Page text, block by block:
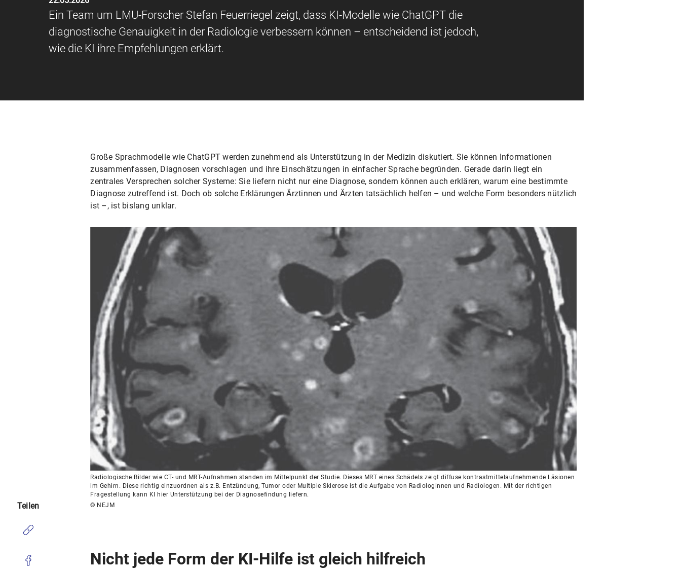
Ein Team um LMU-Forscher Stefan Feuerriegel zeigt, dass KI-Modelle wie ChatGPT die
diagnostische Genauigkeit in der Radiologie verbessern können – entscheidend ist jedoch,
wie die KI ihre Empfehlungen erklärt.
Große Sprachmodelle wie ChatGPT werden zunehmend als Unterstützung in der Medizin diskutiert. Sie können Informationen
zusammenfassen, Diagnosen vorschlagen und ihre Einschätzungen in einfacher Sprache begründen. Gerade darin liegt ein
zentrales Versprechen solcher Systeme: Sie liefern nicht nur eine Diagnose, sondern können auch erklären, warum eine bestimmte
Diagnose zutreffend ist. Doch ob solche Erklärungen Ärztinnen und Ärzten tatsächlich helfen – und welche Form besonders nützlich
ist –, ist bislang unklar.
Radiologische Bilder wie CT- und MRT-Aufnahmen standen im Mittelpunkt der Studie. Dieses MRT eines Schädels zeigt diffuse kontrastmittelaufnehmende Läsionen
im Gehirn. Diese richtig einzuordnen als z.B. Entzündung, Tumor oder Multiple Sklerose ist die Aufgabe von Radiologinnen und Radiologen. Mit der richtigen
Fragestellung kann KI hier Unterstützung bei der Diagnosefindung liefern.
© NEJM
Nicht jede Form der KI-Hilfe ist gleich hilfreich
Teilen